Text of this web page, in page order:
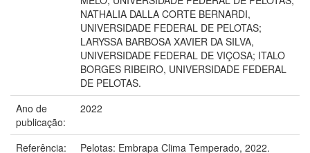
NATHALIA DALLA CORTE BERNARDI,
UNIVERSIDADE FEDERAL DE PELOTAS;
LARYSSA BARBOSA XAVIER DA SILVA,
UNIVERSIDADE FEDERAL DE VIÇOSA; ITALO
BORGES RIBEIRO, UNIVERSIDADE FEDERAL
DE PELOTAS.
Ano de
publicação:
2022
Referência:
Pelotas: Embrapa Clima Temperado, 2022.